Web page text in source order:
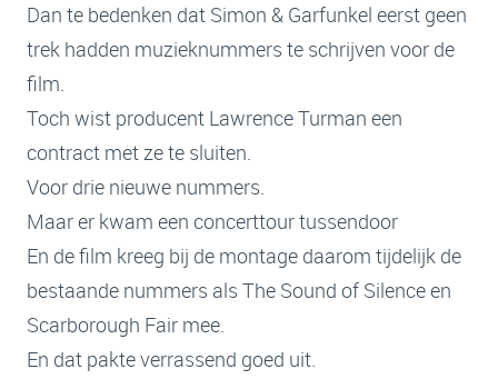
Dan te bedenken dat Simon & Garfunkel eerst geen
trek hadden muzieknummers te schrijven voor de
film.
Toch wist producent Lawrence Turman een
contract met ze te sluiten.
Voor drie nieuwe nummers.
Maar er kwam een concerttour tussendoor
En de film kreeg bij de montage daarom tijdelijk de
bestaande nummers als The Sound of Silence en
Scarborough Fair mee.
En dat pakte verrassend goed uit.